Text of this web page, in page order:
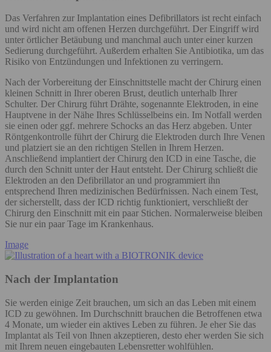
Das Verfahren zur Implantation eines Defibrillators ist recht einfach
und wird nicht am offenen Herzen durchgeführt. Der Eingriff wird
unter örtlicher Betäubung und manchmal auch unter einer kurzen
Sedierung durchgeführt. Außerdem erhalten Sie Antibiotika, um das
Risiko von Entzündungen und Infektionen zu verringern.
Nach der Vorbereitung der Einschnittstelle macht der Chirurg einen
kleinen Schnitt in Ihrer oberen Brust, deutlich unterhalb Ihrer
Schulter. Der Chirurg führt Drähte, sogenannte Elektroden, in eine
Hauptvene in der Nähe Ihres Schlüsselbeins ein. Im Notfall werden
sie einen oder ggf. mehrere Schocks an das Herz abgeben. Unter
Röntgenkontrolle führt der Chirurg die Elektroden durch Ihre Venen
und platziert sie an den richtigen Stellen in Ihrem Herzen.
Anschließend implantiert der Chirurg den ICD in eine Tasche, die
durch den Schnitt unter der Haut entsteht. Der Chirurg schließt die
Elektroden an den Defibrillator an und programmiert ihn
entsprechend Ihren medizinischen Bedürfnissen. Nach einem Test,
der sicherstellt, dass der ICD richtig funktioniert, verschließt der
Chirurg den Einschnitt mit ein paar Stichen. Normalerweise bleiben
Sie nur ein paar Tage im Krankenhaus.
Image
Nach der Implantation
Sie werden einige Zeit brauchen, um sich an das Leben mit einem
ICD zu gewöhnen. Im Durchschnitt brauchen die Betroffenen etwa
4 Monate, um wieder ein aktives Leben zu führen. Je eher Sie das
Implantat als Teil von Ihnen akzeptieren, desto eher werden Sie sich
mit Ihrem neuen eingebauten Lebensretter wohlfühlen.